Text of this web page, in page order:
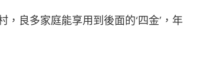
良多家庭能享用到後面的‘四金’，年